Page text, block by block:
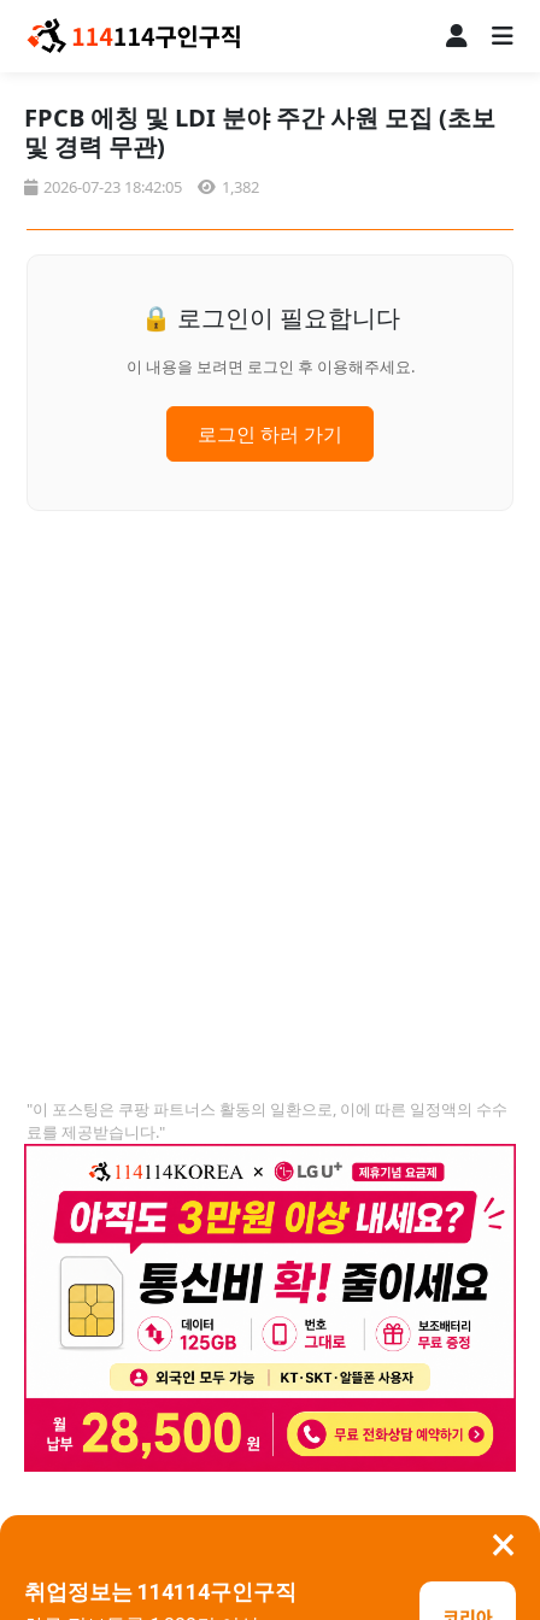
×
취업정보는 114114구인구직
FPCB 에칭 및 LDI 분야 주간 사원 모집 (초보
및 경력 무관)
2026-07-23 18:42:05 1,382
🔒 로그인이 필요합니다
이 내용을 보려면 로그인 후 이용해주세요.
로그인 하러 가기
"이 포스팅은 쿠팡 파트너스 활동의 일환으로, 이에 따른 일정액의 수수
료를 제공받습니다."